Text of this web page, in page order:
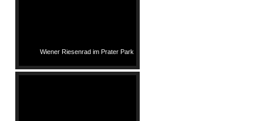
Wiener Riesenrad im Prater Park